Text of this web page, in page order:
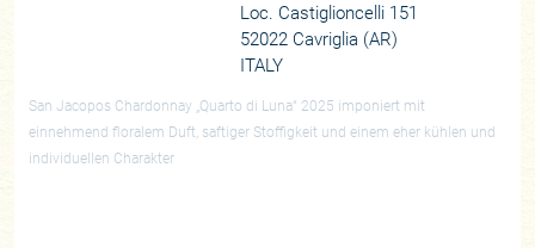
Loc. Castiglioncelli 151
52022 Cavriglia (AR)
ITALY
San Jacopos Chardonnay „Quarto di Luna“ 2025 imponiert mit
einnehmend floralem Duft, saftiger Stoffigkeit und einem eher kühlen und
individuellen Charakter